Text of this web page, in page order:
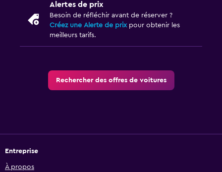
Alertes de prix
Besoin de réfléchir avant de réserver ?
Créez une Alerte de prixpour obtenir les
meilleurs tarifs.
Rechercher des offres de voitures
Entreprise
À propos